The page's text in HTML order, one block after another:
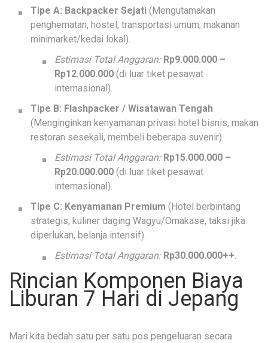
Tipe A: Backpacker Sejati (Mengutamakan
penghematan, hostel, transportasi umum, makanan
minimarket/kedai lokal).
Estimasi Total Anggaran: Rp9.000.000 –
Rp12.000.000 (di luar tiket pesawat
internasional).
Tipe B: Flashpacker / Wisatawan Tengah
(Menginginkan kenyamanan privasi hotel bisnis, makan
restoran sesekali, membeli beberapa suvenir).
Estimasi Total Anggaran: Rp15.000.000 –
Rp20.000.000 (di luar tiket pesawat
internasional).
Tipe C: Kenyamanan Premium (Hotel berbintang
strategis, kuliner daging Wagyu/Omakase, taksi jika
diperlukan, belanja intensif).
Estimasi Total Anggaran: Rp30.000.000++.
Rincian Komponen Biaya
Liburan 7 Hari di Jepang
Mari kita bedah satu per satu pos pengeluaran secara